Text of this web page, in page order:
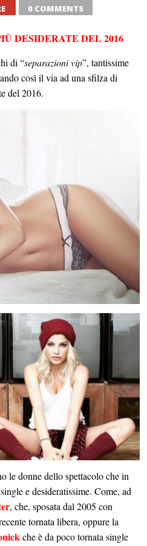
0 COMMENTS
DESIDERATE DEL 2016
di “separazioni vip”, tantissime
così il via ad una sfilza di
del 2016.
le donne dello spettacolo che in
e desideratissime. Come, ad
, che, sposata dal 2005 con
tornata libera, oppure la
che è da poco tornata single